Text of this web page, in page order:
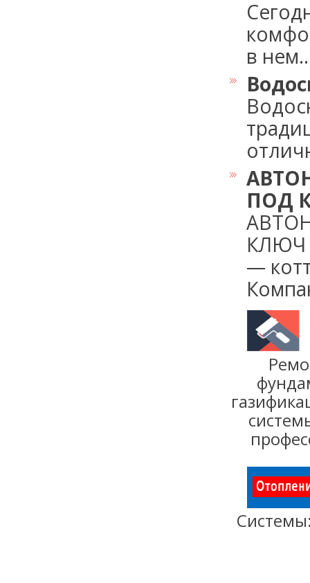
в
ПОД
КЛЮЧ
—